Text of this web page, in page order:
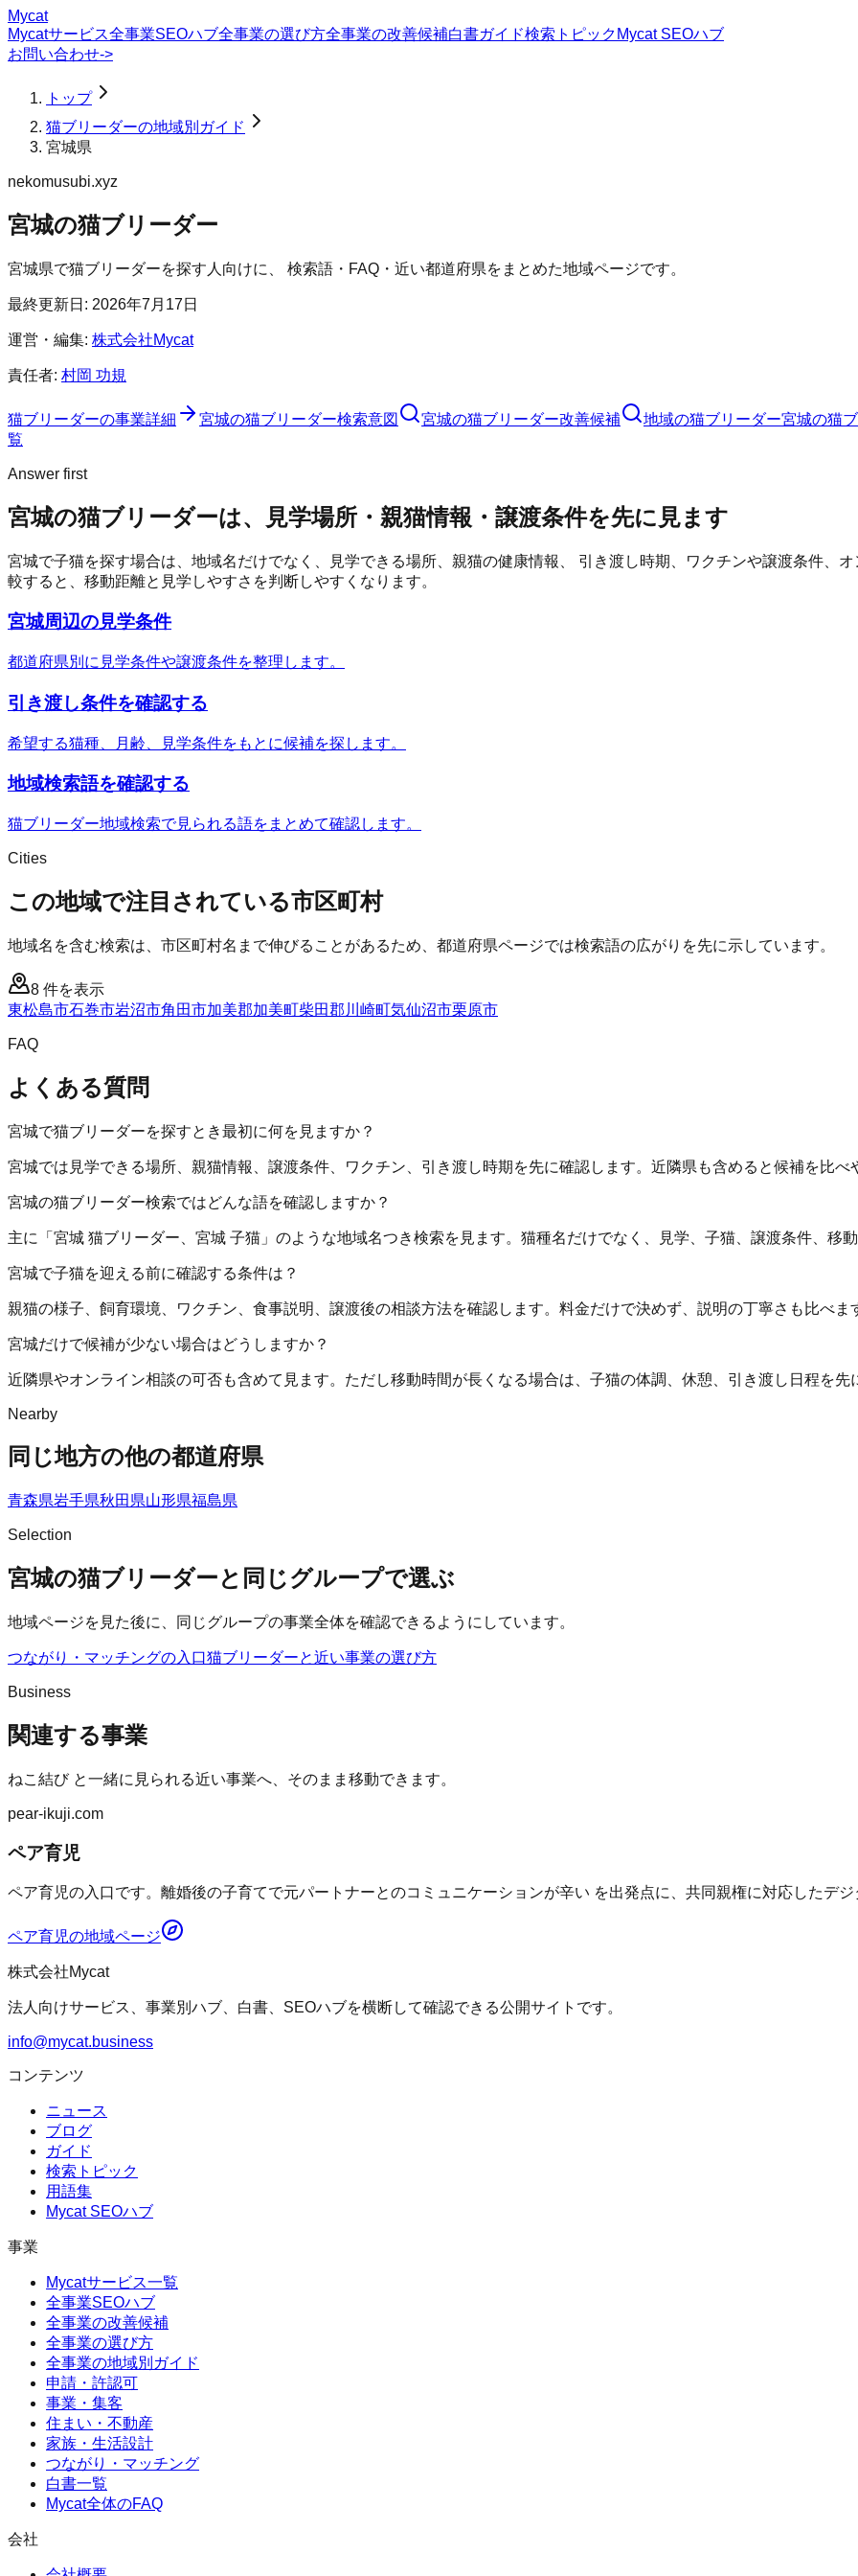
Mycat
Mycatサービス全事業SEOハブ全事業の選び方全事業の改善候補白書ガイド検索トピック Mycat SEOハブ
お問い合わせ->
トップ
猫ブリーダーの地域別ガイド
宮城県
nekomusubi.xyz
宮城の猫ブリーダー
宮城県で猫ブリーダーを探す人向けに、 検索語・FAQ・近い都道府県をまとめた地域ページです。
最終更新日: 2026年7月17日
運営・編集: 株式会社Mycat
責任者: 村岡 功規
猫ブリーダーの事業詳細 宮城の猫ブリーダー検索意図 宮城の猫ブリーダー改善候補 地域の猫ブリーダー宮城の猫
覧
Answer first
宮城の猫ブリーダーは、見学場所・親猫情報・譲渡条件を先に見ます
宮城で子猫を探す場合は、地域名だけでなく、見学できる場所、親猫の健康情報、 引き渡し時期、ワクチンや譲渡条件、
較すると、移動距離と見学しやすさを判断しやすくなります。
宮城周辺の見学条件
都道府県別に見学条件や譲渡条件を整理します。
引き渡し条件を確認する
希望する猫種、月齢、見学条件をもとに候補を探します。
地域検索語を確認する
猫ブリーダー地域検索で見られる語をまとめて確認します。
Cities
この地域で注目されている市区町村
地域名を含む検索は、市区町村名まで伸びることがあるため、都道府県ページでは検索語の広がりを先に示しています。
8 件を表示
東松島市石巻市岩沼市角田市加美郡加美町柴田郡川崎町気仙沼市栗原市
FAQ
よくある質問
宮城で猫ブリーダーを探すとき最初に何を見ますか？
宮城では見学できる場所、親猫情報、譲渡条件、ワクチン、引き渡し時期を先に確認します。近隣県も含めると候補を比べ
宮城の猫ブリーダー検索ではどんな語を確認しますか？
主に「宮城 猫ブリーダー、宮城 子猫」のような地域名つき検索を見ます。猫種名だけでなく、見学、子猫、譲渡条件、移
宮城で子猫を迎える前に確認する条件は？
親猫の様子、飼育環境、ワクチン、食事説明、譲渡後の相談方法を確認します。料金だけで決めず、説明の丁寧さも比べま
宮城だけで候補が少ない場合はどうしますか？
近隣県やオンライン相談の可否も含めて見ます。ただし移動時間が長くなる場合は、子猫の体調、休憩、引き渡し日程を先
Nearby
同じ地方の他の都道府県
青森県岩手県秋田県山形県福島県
Selection
宮城の猫ブリーダーと同じグループで選ぶ
地域ページを見た後に、同じグループの事業全体を確認できるようにしています。
つながり・マッチングの入口猫ブリーダーと近い事業の選び方
Business
関連する事業
ねこ結びと一緒に見られる近い事業へ、そのまま移動できます。
pear-ikuji.com
ペア育児
ペア育児の入口です。離婚後の子育てで元パートナーとのコミュニケーションが辛い を出発点に、共同親権に対応したデ
ペア育児の地域ページ
株式会社Mycat
法人向けサービス、事業別ハブ、白書、SEOハブを横断して確認できる公開サイトです。
info@mycat.business
コンテンツ
ニュース
ブログ
ガイド
検索トピック
用語集
Mycat SEOハブ
事業
Mycatサービス一覧
全事業SEOハブ
全事業の改善候補
全事業の選び方
全事業の地域別ガイド
申請・許認可
事業・集客
住まい・不動産
家族・生活設計
つながり・マッチング
白書一覧
Mycat全体のFAQ
会社